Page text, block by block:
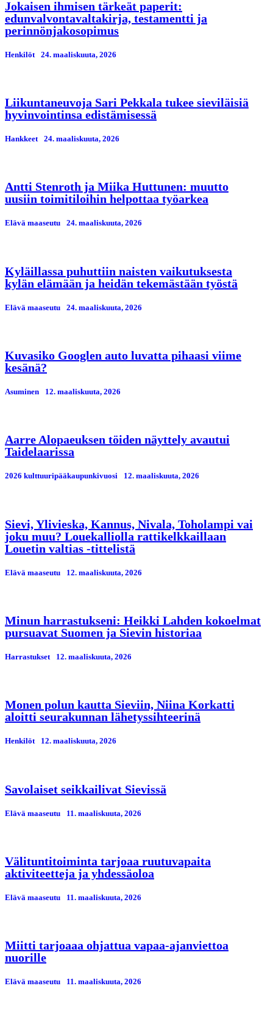
Jokaisen ihmisen tärkeät paperit:
edunvalvontavaltakirja, testamentti ja
perinnönjakosopimus
Henkilöt 24. maaliskuuta, 2026
Liikuntaneuvoja Sari Pekkala tukee sieviläisiä
hyvinvointinsa edistämisessä
Hankkeet 24. maaliskuuta, 2026
Antti Stenroth ja Miika Huttunen: muutto
uusiin toimitiloihin helpottaa työarkea
Elävä maaseutu 24. maaliskuuta, 2026
Kyläillassa puhuttiin naisten vaikutuksesta
kylän elämään ja heidän tekemästään työstä
Elävä maaseutu 24. maaliskuuta, 2026
Kuvasiko Googlen auto luvatta pihaasi viime
kesänä?
Asuminen 12. maaliskuuta, 2026
Aarre Alopaeuksen töiden näyttely avautui
Taidelaarissa
2026 kulttuuripääkaupunkivuosi 12. maaliskuuta, 2026
Sievi, Ylivieska, Kannus, Nivala, Toholampi vai
joku muu? Louekalliolla rattikelkkaillaan
Louetin valtias -tittelistä
Elävä maaseutu 12. maaliskuuta, 2026
Minun harrastukseni: Heikki Lahden kokoelmat
pursuavat Suomen ja Sievin historiaa
Harrastukset 12. maaliskuuta, 2026
Monen polun kautta Sieviin, Niina Korkatti
aloitti seurakunnan lähetyssihteerinä
Henkilöt 12. maaliskuuta, 2026
Savolaiset seikkailivat Sievissä
Elävä maaseutu 11. maaliskuuta, 2026
Välituntitoiminta tarjoaa ruutuvapaita
aktiviteetteja ja yhdessäoloa
Elävä maaseutu 11. maaliskuuta, 2026
Miitti tarjoaaa ohjattua vapaa-ajanviettoa
nuorille
Elävä maaseutu 11. maaliskuuta, 2026